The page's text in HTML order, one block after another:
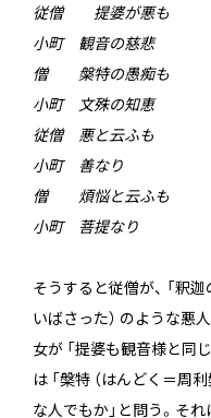
従僧 提婆が悪も
小町 観音の慈悲
僧 槃特の愚痴も
小町 文殊の知恵
従僧 悪と云ふも
小町 善なり
僧 煩悩と云ふも
小町 菩提なり
そうすると従僧が、 「釈
いばさった） のような悪
女が 「提婆も観音様と同
は 「槃特 （はんどく＝周
な人でもか」と問う。そ